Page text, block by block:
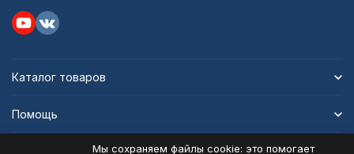
Каталог товаров
Помощь
Мы сохраняем файлы cookie: это помогает